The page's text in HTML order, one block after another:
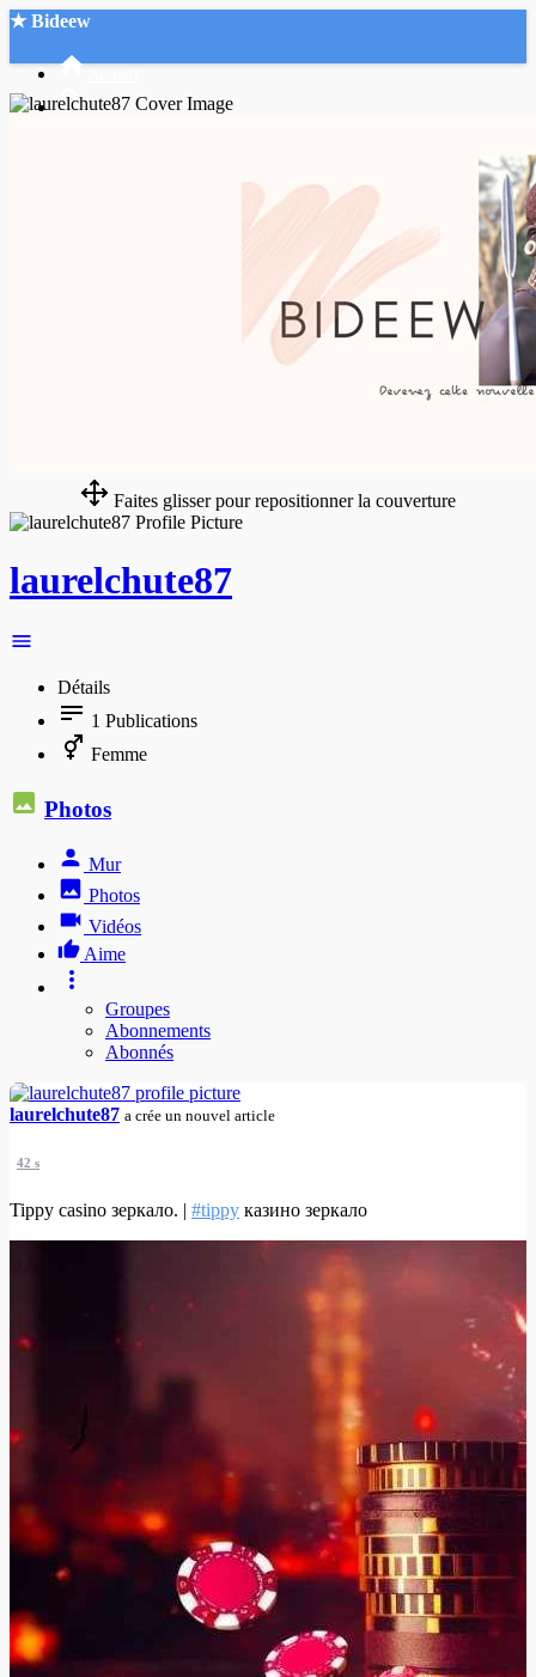
★ Bideew
Faites glisser pour repositionner la couverture
laurelchute87
Détails
1 Publications
Femme
Photos
Mur
Photos
Vidéos
Aime
Groupes
Abonnements
Abonnés
laurelchute87 a crée un nouvel article
42 s
Tippy casino зеркало. | #tippy казино зеркало